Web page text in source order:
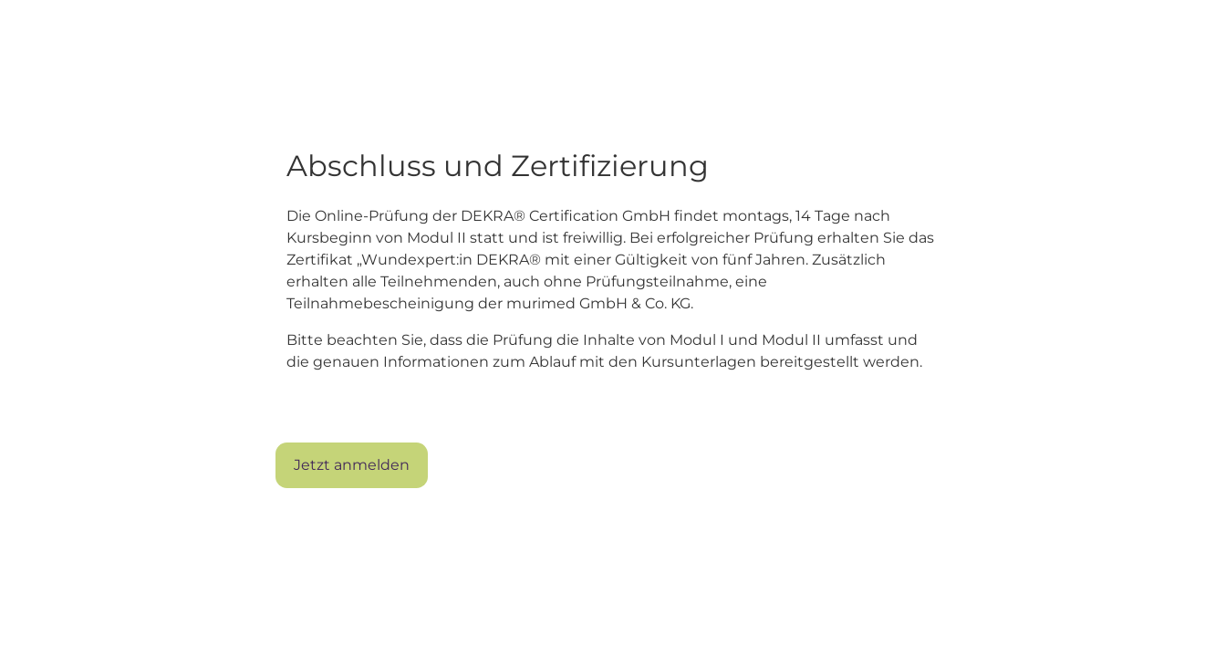
Abschluss und Zertifizierung
Die Online-Prüfung der DEKRA® Certification GmbH findet montags, 14 Tage nach
Kursbeginn von Modul II statt und ist freiwillig. Bei erfolgreicher Prüfung erhalten Sie das
Zertifikat „Wundexpert:in DEKRA® mit einer Gültigkeit von fünf Jahren. Zusätzlich
erhalten alle Teilnehmenden, auch ohne Prüfungsteilnahme, eine
Teilnahmebescheinigung der murimed GmbH & Co. KG.
Bitte beachten Sie, dass die Prüfung die Inhalte von Modul I und Modul II umfasst und
die genauen Informationen zum Ablauf mit den Kursunterlagen bereitgestellt werden.
Jetzt anmelden